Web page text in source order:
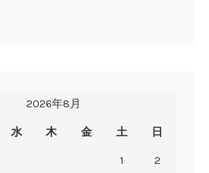
2026年8月
水 木 金 土 日
1 2